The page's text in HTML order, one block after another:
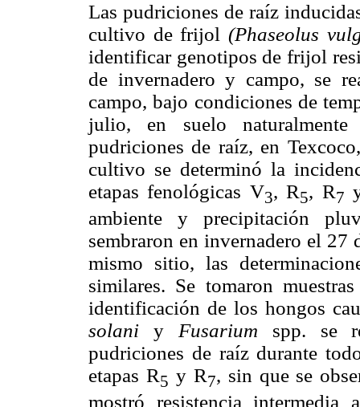
Las pudriciones de raíz
cultivo de frijol(Phaseolus
identificar genotipos de frijol
de invernadero y campo, se
campo, bajo condiciones de
julio, en suelo
pudriciones de raíz, en
cultivo se determinó la
etapas fenológicas V3, R5, R7
ambiente y precipitación
sembraron en invernadero el
mismo sitio, las
similares. Se tomaron
identificación de los hongos
solani y Fusarium spp. se
pudriciones de raíz durante
etapas R5 y R7, sin que se
mostró resistencia intermedia